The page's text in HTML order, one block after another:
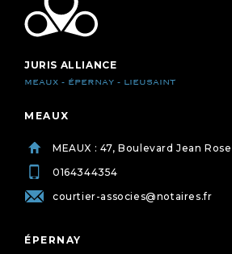
JURIS ALLIANCE
MEAUX - ÉPERNAY - LIEUSAINT
MEAUX
MEAUX : 47, Boulevard Jean Rose
0164344354
courtier-associes@notaires.fr
ÉPERNAY